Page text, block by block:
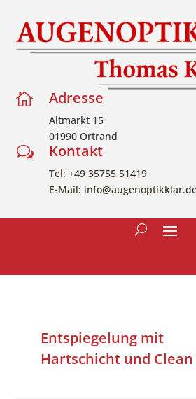
 Adresse
Altmarkt 15
01990 Ortrand
w Kontakt
Tel: +49 35755 51419
E-Mail:
Entspiegelung mit
Hartschicht und Clean